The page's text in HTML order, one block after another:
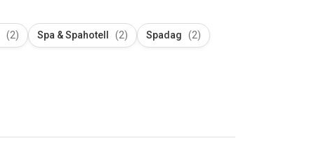
(2) Spa & Spahotell (2) Spadag (2)